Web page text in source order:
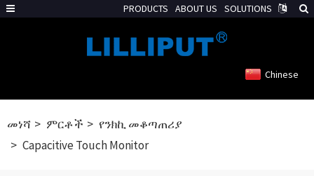
Chinese
መነሻ ምርቶች
የንክኪ መቆጣጠሪያ
Capacitive Touch Monitor
PRODUCTS ABOUT US SOLUTIONS